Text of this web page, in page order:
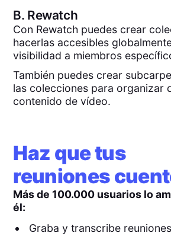
B. Rewatch
Con Rewatch puedes crear
hacerlas accesibles
visibilidad a miembros
También puedes crear
las colecciones para organizar
contenido de vídeo.
Haz que tus
reuniones
Más de 100.000 usuarios lo
él:
Graba y transcribe reuniones